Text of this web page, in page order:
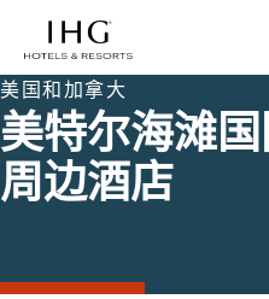
美国和加拿大
美特尔海滩
周边酒店